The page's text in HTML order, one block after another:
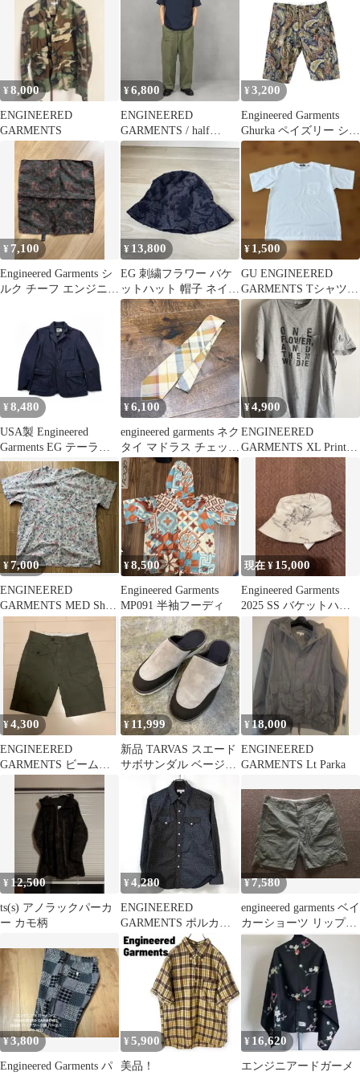
グショーツ S
¥8,000
ENGINEERED
GARMENTS
¥6,800
ENGINEERED
GARMENTS / half
sleeve T shirt
¥ 3,200
Engineered Garments
Ghurka ペイズリー ショ
ーツ
¥ 7,100
Engineered Garments シ
ルク チーフ エンジニア
¥ 13,800
EG 刺繍フラワー バケ
ットハット 帽子 ネイビ
ー 総柄 M USA製
¥ 1,500
GU ENGINEERED
GARMENTS Tシャツ
白 XL 試着水洗済
¥ 8,480
USA製 Engineered
Garments EG テーラー
ドジャケット
¥6,100
engineered garments ネク
タイ マドラス チェック
春夏
¥4,900
ENGINEERED
GARMENTS XL Printed
Cross T
¥7,000
ENGINEERED
GARMENTS MED Shirt
¥8,500
Engineered Garments
MP091 半袖フーディ
現在 ¥ 15,000
Engineered Garments
2025 SS バケットハッ
¥4,300
ENGINEERED
GARMENTS ビームス
¥ 11,999
新品 TARVAS スエード
サボサンダル ベージュ
¥ 18,000
ENGINEERED
GARMENTS Lt Parka
¥ 12,500
ts(s) アノラックパーカ
ー カモ柄
¥4,280
ENGINEERED
GARMENTS ポルカド
ット柄 ウエスタンシャ
ツ XS
¥7,580
engineered garments ベイ
カーショーツ リップス
トップ 米国製
¥3,800
Engineered Garments パ
¥ 5,900
美品！
¥ 16,620
エンジニアードガーメ